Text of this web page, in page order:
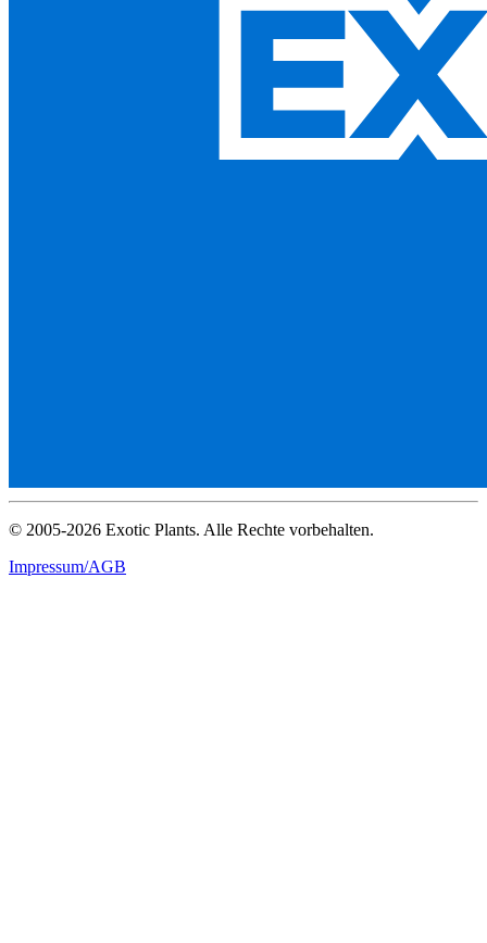
© 2005-2026 Exotic Plants. Alle Rechte vorbehalten.
Impressum/AGB